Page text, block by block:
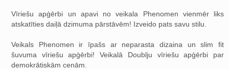
Vīriešu apģērbi un apavi no veikala Phenomen vienmēr liks
atskatīties daiļā dzimuma pārstāvēm! Izveido pats savu stilu.
Veikals Phenomen ir īpašs ar neparasta dizaina un slim fit
šuvuma vīriešu apģērbi! Veikalā Doublju vīriešu apģērbi par
demokrātiskām cenām.